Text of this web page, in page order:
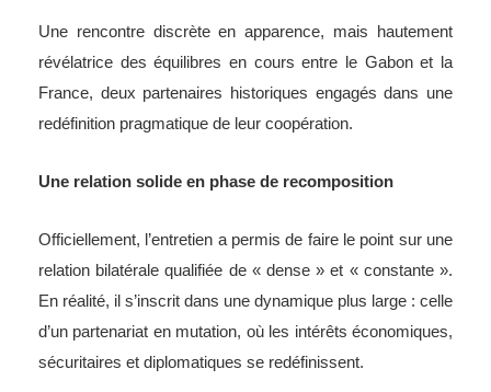
Une rencontre discrète en apparence, mais hautement
révélatrice des équilibres en cours entre le Gabon et la
France, deux partenaires historiques engagés dans une
redéfinition pragmatique de leur coopération.
Une relation solide en phase de recomposition
Officiellement, l’entretien a permis de faire le point sur une
relation bilatérale qualifiée de « dense » et « constante ».
En réalité, il s’inscrit dans une dynamique plus large : celle
d’un partenariat en mutation, où les intérêts économiques,
sécuritaires et diplomatiques se redéfinissent.